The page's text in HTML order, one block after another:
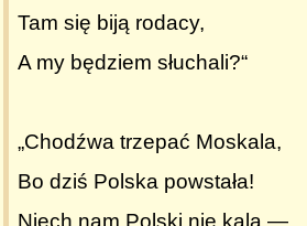
Tam się biją rodacy,
A my będziem słuchali?“
„Chodźwa trzepać Moskala,
Bo dziś Polska powstała!
Niech nam Polski nie kala —